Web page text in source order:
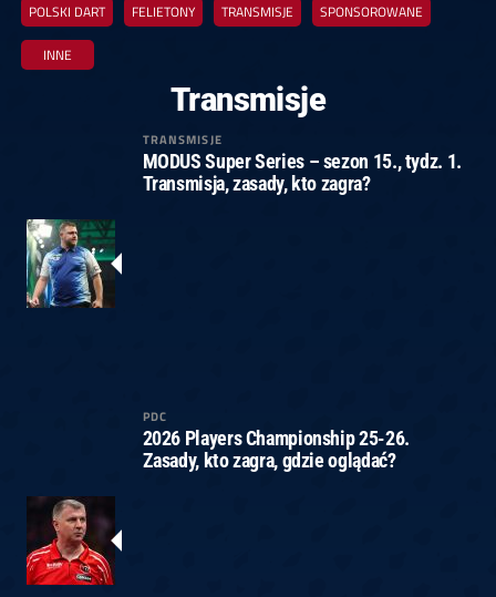
POLSKI DART FELIETONY TRANSMISJE SPONSOROWANE
INNE
Transmisje
TRANSMISJE
MODUS Super Series – sezon 15., tydz. 1.
Transmisja, zasady, kto zagra?
PDC
2026 Players Championship 25-26.
Zasady, kto zagra, gdzie oglądać?